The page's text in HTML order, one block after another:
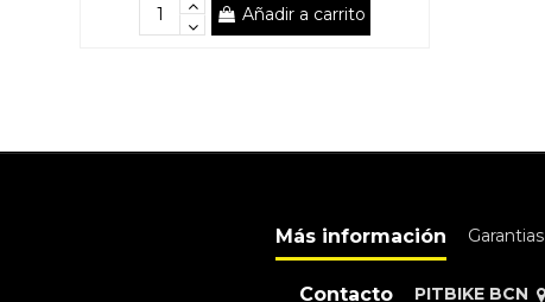
Añadir a carrito
Más información Garantias
Contacto PITBIKE BCN